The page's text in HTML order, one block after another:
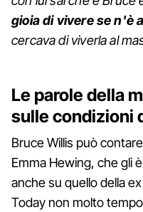
gioia di vivere se n'è
cercava di viverla al
Le parole della
sulle condizioni
Bruce Willis può
Emma Hewing, che gli
anche su quello della
Today non molto